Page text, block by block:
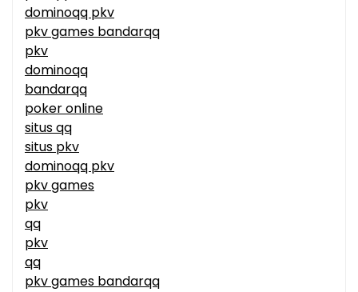
dominoqq pkv
pkv games bandarqq
pkv
dominoqq
bandarqq
poker online
situs qq
situs pkv
dominoqq pkv
pkv games
pkv
qq
pkv
qq
pkv games bandarqq